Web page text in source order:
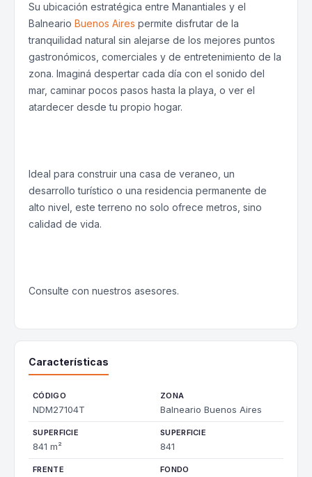
Su ubicación estratégica entre Manantiales y el
Balneario Buenos Aires permite disfrutar de la
tranquilidad natural sin alejarse de los mejores puntos
gastronómicos, comerciales y de entretenimiento de la
zona. Imaginá despertar cada día con el sonido del
mar, caminar pocos pasos hasta la playa, o ver el
atardecer desde tu propio hogar.
Ideal para construir una casa de veraneo, un
desarrollo turístico o una residencia permanente de
alto nivel, este terreno no solo ofrece metros, sino
calidad de vida.
Consulte con nuestros asesores.
Características
CÓDIGO
NDM27104T
ZONA
Balneario Buenos Aires
SUPERFICIE
841 m²
SUPERFICIE
841
FRENTE FONDO